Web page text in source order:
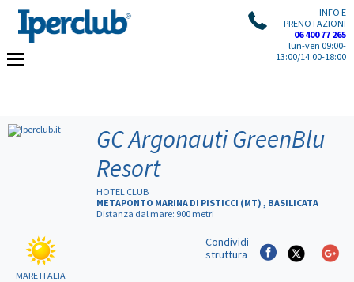
INFO E
PRENOTAZIONI
06 400 77 265
lun-ven 09:00-
13:00/14:00-18:00
GC Argonauti GreenBlu
Resort
HOTEL CLUB
METAPONTO MARINA DI PISTICCI (MT) , BASILICATA
Distanza dal mare: 900 metri
MARE ITALIA
Condividi
struttura